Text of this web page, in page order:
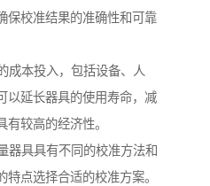
保校准结果的准确性和可靠
成本投入，包括设备、人
以延长器具的使用寿命，减
较高的经济性。
器具具有不同的校准方法和
点选择合适的校准方案。